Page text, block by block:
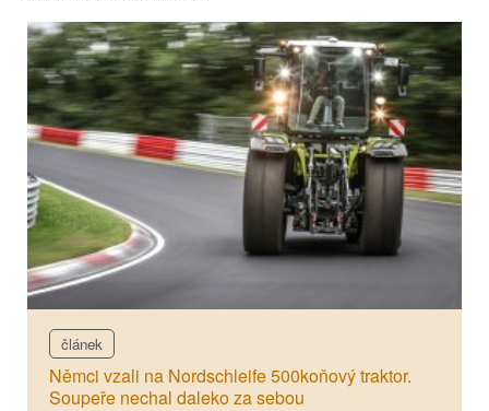
článek
Němci vzali na Nordschleife 500koňový traktor.
Soupeře nechal daleko za sebou